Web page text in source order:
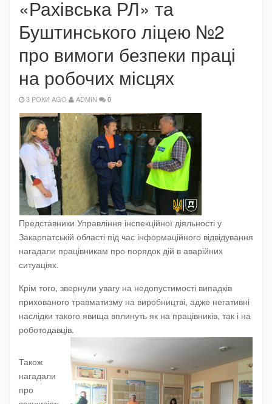
«Рахівська РЛ» та
Буштинського ліцею №2
про вимоги безпеки праці
на робочих місцях
3 РОКИ AGO ADMIN 0
Представники Управління інспекційної діяльності у
Закарпатській області під час інформаційного відвідування
нагадали працівникам про порядок дій в аварійних
ситуаціях.
Крім того, звернули увагу на недопустимості випадків
прихованого травматизму на виробництві, адже негативні
наслідки такого явища вплинуть як на працівників, так і на
роботодавців.
Також
нагадали
про